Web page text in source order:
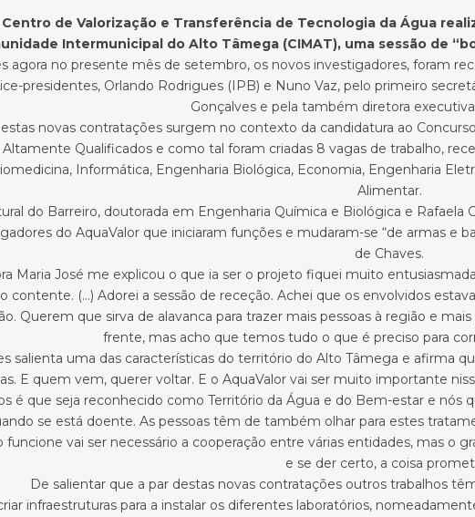
Centro de Valorização e Transferência de Tecnologia da Água
Intermunicipal do Alto Tâmega (CIMAT), uma sessão de
agora no presente mês de setembro, os novos investigadores, foram
presidentes, Orlando Rodrigues (IPB) e Nuno Vaz, pelo primeiro
Gonçalves e pela também diretora
novas contratações surgem no contexto da candidatura ao
Qualificados e como tal foram criadas 8 vagas de trabalho,
Informática, Engenharia Biológica, Economia, Engenharia
Alimentar.
do Barreiro, doutorada em Engenharia Química e Biológica e
do AquaValor que iniciaram funções e mudaram-se “de armas e
de Chaves.
Maria José me explicou o que ia ser o projeto fiquei muito
contente. (…) Adorei a sessão de receção. Achei que os envolvidos
Querem que sirva de alavanca para trazer mais pessoas à região e
frente, mas acho que temos tudo o que é preciso para
salienta uma das características do território do Alto Tâmega e afirma
E quem vem, querer voltar. E o AquaValor vai ser muito importante
é que seja reconhecido como Território da Água e do Bem-estar e
se está doente. As pessoas têm de também olhar para estes
funcione vai ser necessário a cooperação entre várias entidades, mas o
e se der certo, a coisa
De salientar que a par destas novas contratações outros trabalhos
infraestruturas para a instalar os diferentes laboratórios,